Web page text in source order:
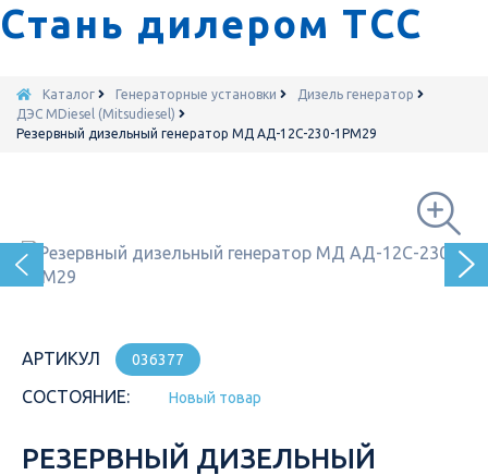
Стань дилером ТСС
Каталог Генераторные установки
Дизель генератор
ДЭС MDiesel (Mitsudiesel)
Резервный дизельный генератор МД АД-12С-230-1РМ29
АРТИКУЛ 036377
СОСТОЯНИЕ: Новый товар
РЕЗЕРВНЫЙ ДИЗЕЛЬНЫЙ